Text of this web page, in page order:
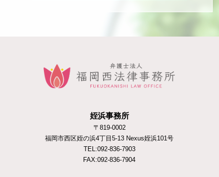
姪浜事務所
〒819-0002
福岡市西区姪の浜4丁目5-13 Nexus姪浜101号
TEL:092-836-7903
FAX:092-836-7904